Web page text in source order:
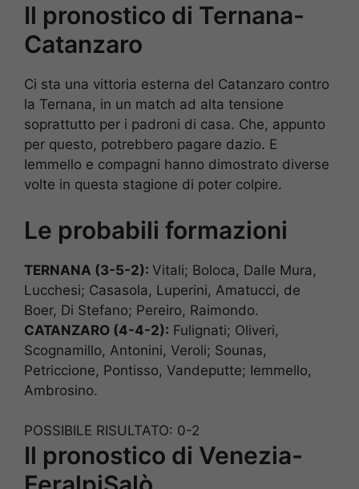
Il pronostico di Ternana-
Catanzaro
Ci sta una vittoria esterna del Catanzaro contro
la Ternana, in un match ad alta tensione
soprattutto per i padroni di casa. Che, appunto
per questo, potrebbero pagare dazio. E
Iemmello e compagni hanno dimostrato diverse
volte in questa stagione di poter colpire.
Le probabili formazioni
TERNANA (3-5-2): Vitali; Boloca, Dalle Mura,
Lucchesi; Casasola, Luperini, Amatucci, de
Boer, Di Stefano; Pereiro, Raimondo.
CATANZARO (4-4-2): Fulignati; Oliveri,
Scognamillo, Antonini, Veroli; Sounas,
Petriccione, Pontisso, Vandeputte; Iemmello,
Ambrosino.
POSSIBILE RISULTATO: 0-2
Il pronostico di Venezia-